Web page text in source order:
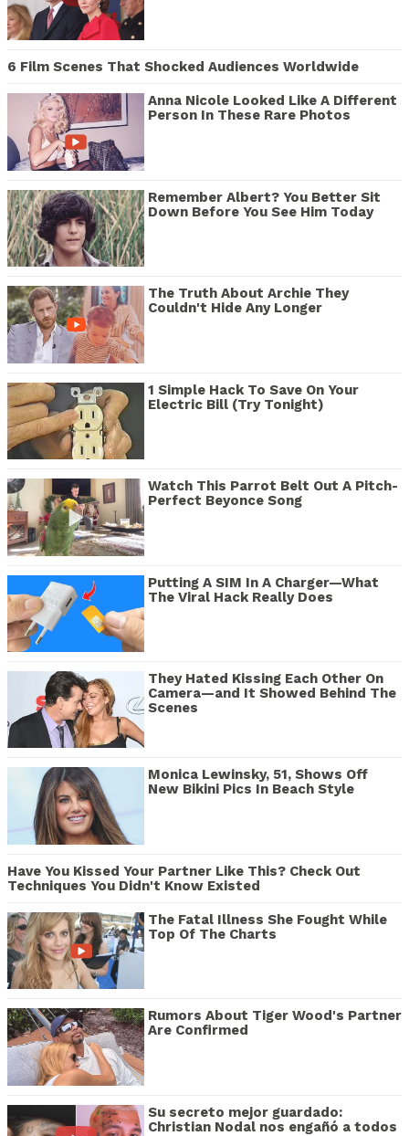
6 Film Scenes That Shocked Audiences Worldwide
Anna Nicole Looked Like A Different
Person In These Rare Photos
Remember Albert? You Better Sit
Down Before You See Him Today
The Truth About Archie They
Couldn't Hide Any Longer
1 Simple Hack To Save On Your
Electric Bill (Try Tonight)
Watch This Parrot Belt Out A Pitch-
Perfect Beyonce Song
Putting A SIM In A Charger—What
The Viral Hack Really Does
They Hated Kissing Each Other On
Camera—and It Showed Behind The
Scenes
Monica Lewinsky, 51, Shows Off
New Bikini Pics In Beach Style
Have You Kissed Your Partner Like This? Check Out
Techniques You Didn't Know Existed
The Fatal Illness She Fought While
Top Of The Charts
Rumors About Tiger Wood's Partner
Are Confirmed
Su secreto mejor guardado:
Christian Nodal nos engañó a todos